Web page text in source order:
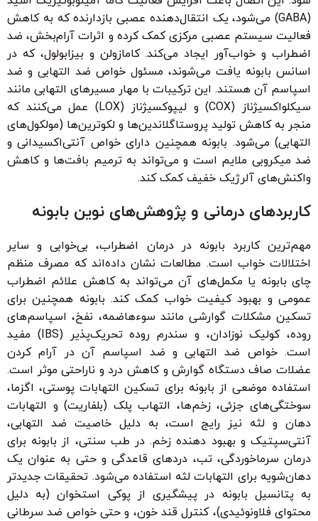
(GABA) می‌شود، یک انتقال‌دهنده عصبی بازدارنده که به کاهش
فعالیت سیستم عصبی مرکزی کمک کرده و اثرات آرام‌بخش، ضد
اضطراب و خواب‌آور ایجاد می‌کند. کامازولن و بیزابولول، که در
اسانس بابونه یافت می‌شوند، مسئول خواص ضد التهابی و ضد
اسپاسم آن هستند. این ترکیبات با مهار مسیرهای التهابی مانند
سیکلواکسیژناز (COX) و لیپوکسیژناز (LOX) عمل می‌کنند که
منجر به کاهش تولید پروستاگلاندین‌ها و لکوترین‌ها (مولکول‌های
التهابی) می‌شود. بابونه همچنین دارای خواص آنتی‌اکسیدانی و
ضد میکروبی ملایم است و می‌تواند به ترمیم بافت‌ها و کاهش
واکنش‌های آلرژیک خفیف کمک کند.
کاربردهای درمانی و پژوهش‌های نوین بابونه
مهم‌ترین کاربرد بابونه در درمان اضطراب، بی‌خوابی و سایر
اختلالات خواب است. مطالعات نشان داده‌اند که مصرف منظم
چای بابونه یا مکمل‌های آن می‌تواند به کاهش علائم اضطراب
عمومی و بهبود کیفیت خواب کمک کند. بابونه همچنین برای
تسکین مشکلات گوارشی مانند سوءهاضمه، نفخ، اسپاسم‌های
روده، کولیک نوزادان، و سندرم روده تحریک‌پذیر (IBS) مفید
است. خواص ضد التهابی و ضد اسپاسم آن در آرام کردن
عضلات صاف دستگاه گوارش و کاهش درد و ناراحتی موثر است.
استفاده موضعی از بابونه برای تسکین التهابات پوستی، اگزما،
سوختگی‌های جزئی، زخم‌ها، التهاب پلک (بلفاریت) و التهابات
دهان و لثه نیز رایج است، به دلیل خاصیت ضد التهابی،
آنتی‌سپتیک و بهبود دهنده زخم. در طب سنتی، از بابونه برای
درمان سرماخوردگی، تب، دردهای قاعدگی و حتی به عنوان یک
دهان‌شویه برای التهابات لثه استفاده می‌شود. تحقیقات جدیدتر
به پتانسیل بابونه در پیشگیری از پوکی استخوان (به دلیل
محتوای فلاونوئیدی)، کنترل قند خون، و حتی خواص ضد سرطانی